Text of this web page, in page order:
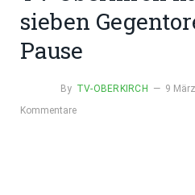
sieben
Pause
By TV-OBERKIRCH 9
Kommentare